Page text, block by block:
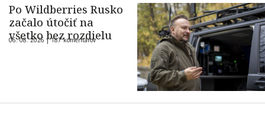
Po Wildberries Rusko
začalo útočiť na
všetko bez rozdielu
06. 08. 2026 |187 komentárov